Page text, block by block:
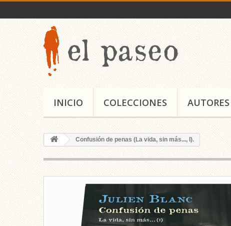
INICIO COLECCIONES AUTORES
Confusión de penas (La vida, sin más..., I).